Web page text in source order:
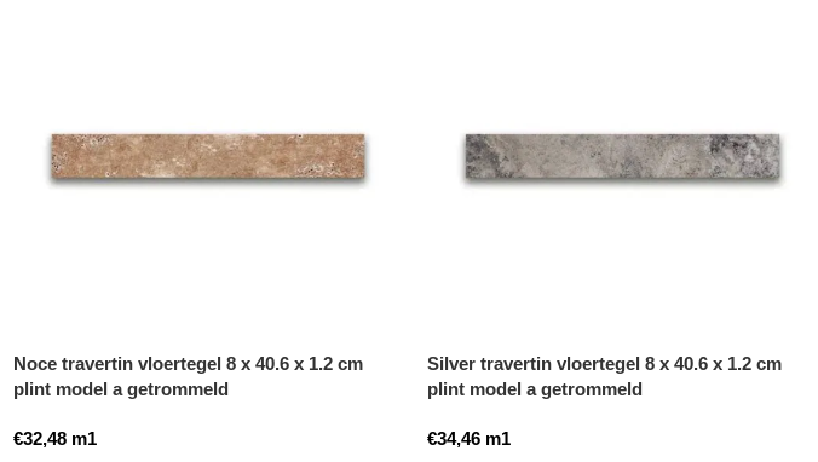
Noce travertin vloertegel 8 x 40.6 x 1.2 cm
plint model a getrommeld
€32,48 m1
Silver travertin vloertegel 8 x 40.6 x 1.2 cm
plint model a getrommeld
€34,46 m1